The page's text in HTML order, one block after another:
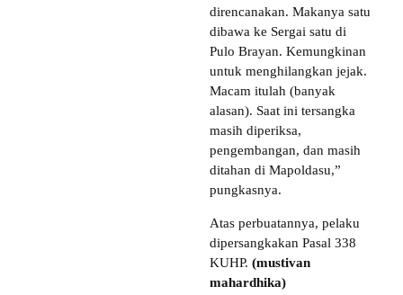
direncanakan. Makanya satu
dibawa ke Sergai satu di
Pulo Brayan. Kemungkinan
untuk menghilangkan jejak.
Macam itulah (banyak
alasan). Saat ini tersangka
masih diperiksa,
pengembangan, dan masih
ditahan di Mapoldasu,”
pungkasnya.
Atas perbuatannya, pelaku
dipersangkakan Pasal 338
KUHP. (mustivan
mahardhika)